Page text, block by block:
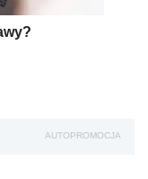
AUTOPROMOCJA